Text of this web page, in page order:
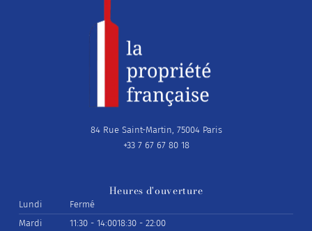
84 Rue Saint-Martin, 75004 Paris
+33 7 67 67 80 18
Heures d'ouverture
Lundi
Fermé
Mardi
11:30 - 14:0018:30 - 22:00